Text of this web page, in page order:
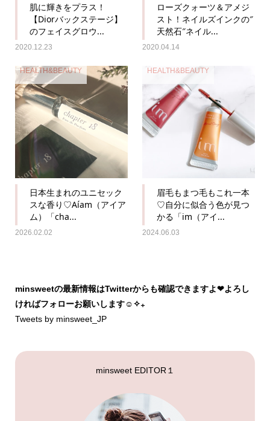
肌に輝きをプラス！
【Diorバックステージ】
のフェイスグロウ...
2020.12.23
ローズクォーツ＆アメジ
スト！ネイルズインクの″
天然石″ネイル...
2020.04.14
HEALTH&BEAUTY
日本生まれのユニセック
スな香り♡Aíam（アイア
ム）「cha...
2026.02.02
HEALTH&BEAUTY
眉毛もまつ毛もこれ一本
♡自分に似合う色が見つ
かる「im（アイ...
2024.06.03
minsweetの最新情報はTwitterからも確認できますよ❤︎よろし
ければフォローお願いします☺︎✧₊
Tweets by minsweet_JP
minsweet EDITOR１